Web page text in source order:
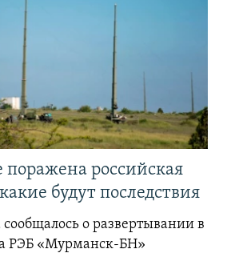
поражена российская
будут последствия
сообщалось о развертывании в
РЭБ «Мурманск-БН»